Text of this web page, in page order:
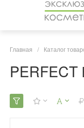
Главная / Каталог